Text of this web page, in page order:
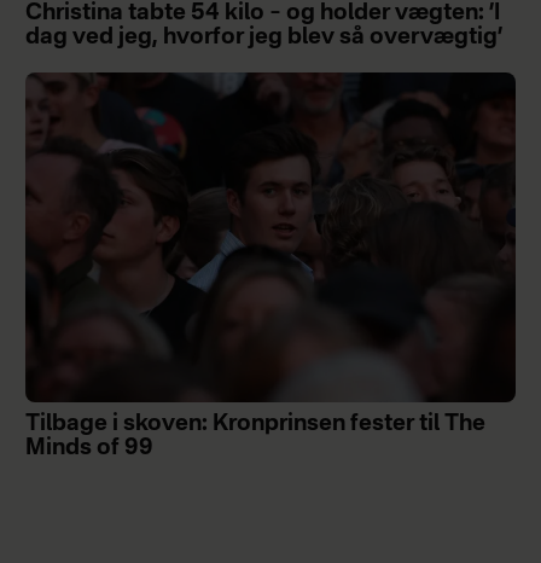
Christina tabte 54 kilo – og holder vægten: ’I
dag ved jeg, hvorfor jeg blev så overvægtig’
Tilbage i skoven: Kronprinsen fester til The
Minds of 99